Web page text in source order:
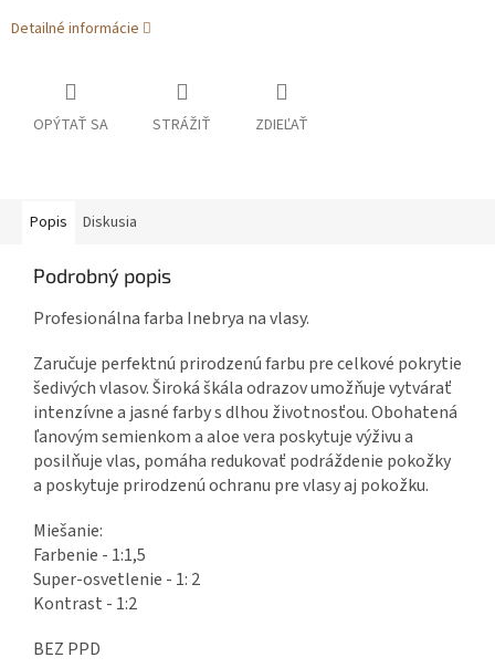
Detailné informácie
OPÝTAŤ SA STRÁŽIŤ ZDIEĽAŤ
Popis Diskusia
Podrobný popis
Profesionálna farba Inebrya na vlasy.
Zaručuje perfektnú prirodzenú farbu pre celkové pokrytie
šedivých vlasov. Široká škála odrazov umožňuje vytvárať
intenzívne a jasné farby s dlhou životnosťou. Obohatená
ľanovým semienkom a aloe vera poskytuje výživu a
posilňuje vlas, pomáha redukovať podráždenie pokožky
a poskytuje prirodzenú ochranu pre vlasy aj pokožku.
Miešanie:
Farbenie - 1:1,5
Super-osvetlenie - 1: 2
Kontrast - 1:2
BEZ PPD